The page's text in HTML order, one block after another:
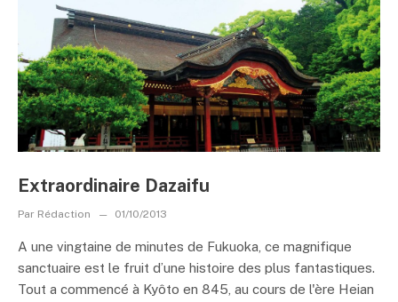
Extraordinaire Dazaifu
Par Rédaction 01/10/2013
A une vingtaine de minutes de Fukuoka, ce magnifique
sanctuaire est le fruit d’une histoire des plus fantastiques.
Tout a commencé à Kyôto en 845, au cours de l'ère Heian